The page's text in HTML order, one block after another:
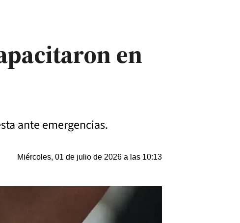
en
ante emergencias.
Miércoles, 01 de julio de 2026 a las 10:13